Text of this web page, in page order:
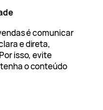
é comunicar
e direta,
isso, evite
o conteúdo